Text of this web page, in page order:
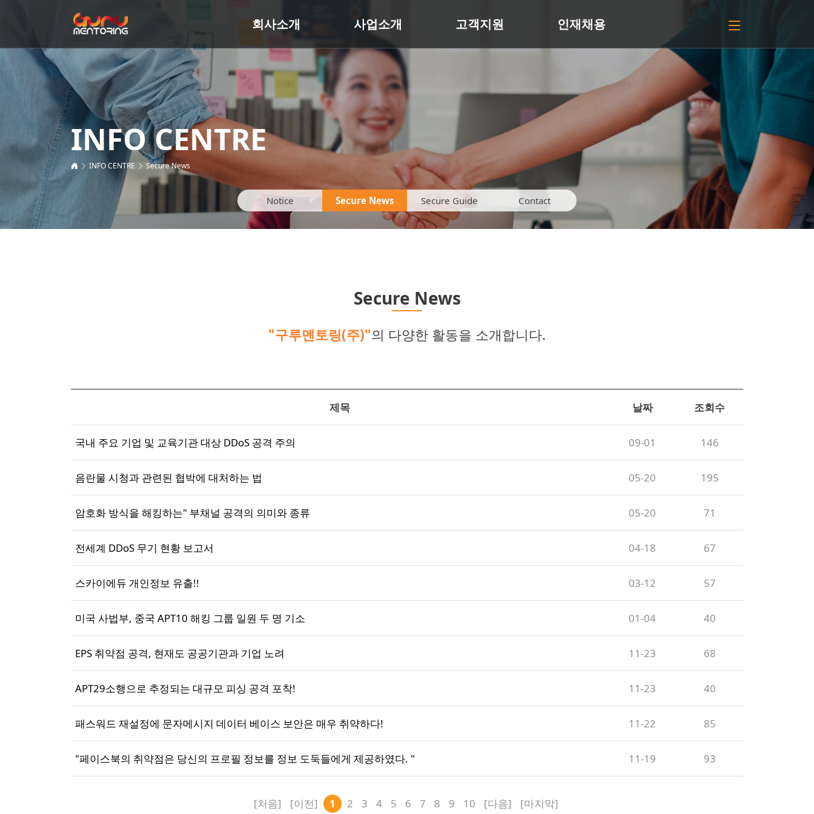
회사소개 사업소개 고객지원 인재채용
INFO CENTRE
INFO CENTRE Secure News
Notice Secure News Secure Guide Contact
Secure News
"구루멘토링(주)"의 다양한 활동을 소개합니다.
제목 날짜 조회수
국내 주요 기업 및 교육기관 대상 DDoS 공격 주의 09-01 146
음란물 시청과 관련된 협박에 대처하는 법 05-20 195
암호화 방식을 해킹하는" 부채널 공격의 의미와 종류 05-20 71
전세계 DDoS 무기 현황 보고서 04-18 67
스카이에듀 개인정보 유출!! 03-12 57
미국 사법부, 중국 APT10 해킹 그룹 일원 두 명 기소 01-04 40
EPS 취약점 공격, 현재도 공공기관과 기업 노려 11-23 68
APT29소행으로 추정되는 대규모 피싱 공격 포착! 11-23 40
패스워드 재설정에 문자메시지 데이터 베이스 보안은 매우 취약하다! 11-22 85
"페이스북의 취약점은 당신의 프로필 정보를 정보 도둑들에게 제공하였다. " 11-19 93
[처음] [이전] 1 2 3 4 5 6 7 8 9 10 [다음] [마지막]